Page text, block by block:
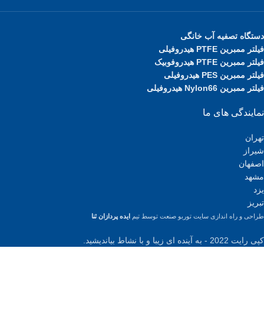
دستگاه تصفیه آب خانگی
فیلتر ممبرین PTFE هیدروفیلی
فیلتر ممبرین PTFE هیدروفوبیک
فیلتر ممبرین PES هیدروفیلی
فیلتر ممبرین Nylon66 هیدروفیلی
نمایندگی های ما
تهران
شیراز
اصفهان
مشهد
یزد
تبریز
طراحی و راه اندازی سایت توربو صنعت توسط تیم ایده پردازان ثنا
کپی رایت 2022 - به آینده ای زیبا و با نشاط بیاندیشید.